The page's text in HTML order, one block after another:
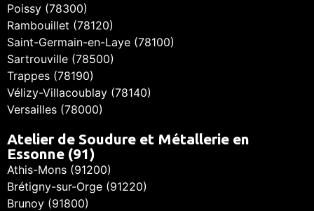
Poissy (78300)
Rambouillet (78120)
Saint-Germain-en-Laye (78100)
Sartrouville (78500)
Trappes (78190)
Vélizy-Villacoublay (78140)
Versailles (78000)
Atelier de Soudure et Métallerie en
Essonne (91)
Athis-Mons (91200)
Brétigny-sur-Orge (91220)
Brunoy (91800)